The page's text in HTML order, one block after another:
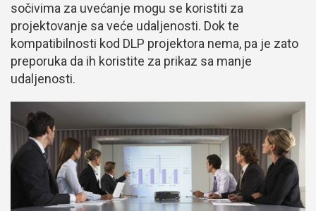
sočivima za uvećanje mogu se koristiti za
projektovanje sa veće udaljenosti. Dok te
kompatibilnosti kod DLP projektora nema, pa je zato
preporuka da ih koristite za prikaz sa manje
udaljenosti.